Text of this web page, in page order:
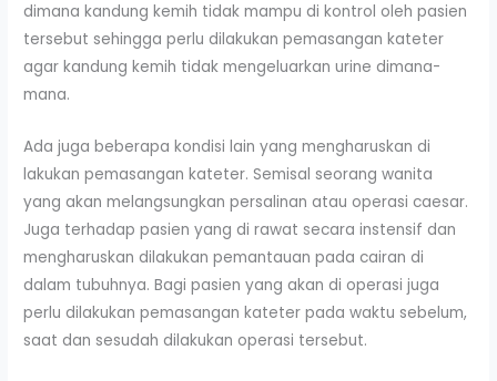
dimana kandung kemih tidak mampu di kontrol oleh pasien
tersebut sehingga perlu dilakukan pemasangan kateter
agar kandung kemih tidak mengeluarkan urine dimana-
mana.
Ada juga beberapa kondisi lain yang mengharuskan di
lakukan pemasangan kateter. Semisal seorang wanita
yang akan melangsungkan persalinan atau operasi caesar.
Juga terhadap pasien yang di rawat secara instensif dan
mengharuskan dilakukan pemantauan pada cairan di
dalam tubuhnya. Bagi pasien yang akan di operasi juga
perlu dilakukan pemasangan kateter pada waktu sebelum,
saat dan sesudah dilakukan operasi tersebut.